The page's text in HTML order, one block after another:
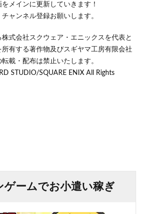
メインに更新していきます！
ャンネル登録お願いします。
式会社スクウェア・エニックスを代表と
有する著作物及びスギヤマ工房有限会社
載・配布は禁止いたします。
STUDIO/SQUARE ENIX All Rights
ゲームでお小遣い稼ぎ